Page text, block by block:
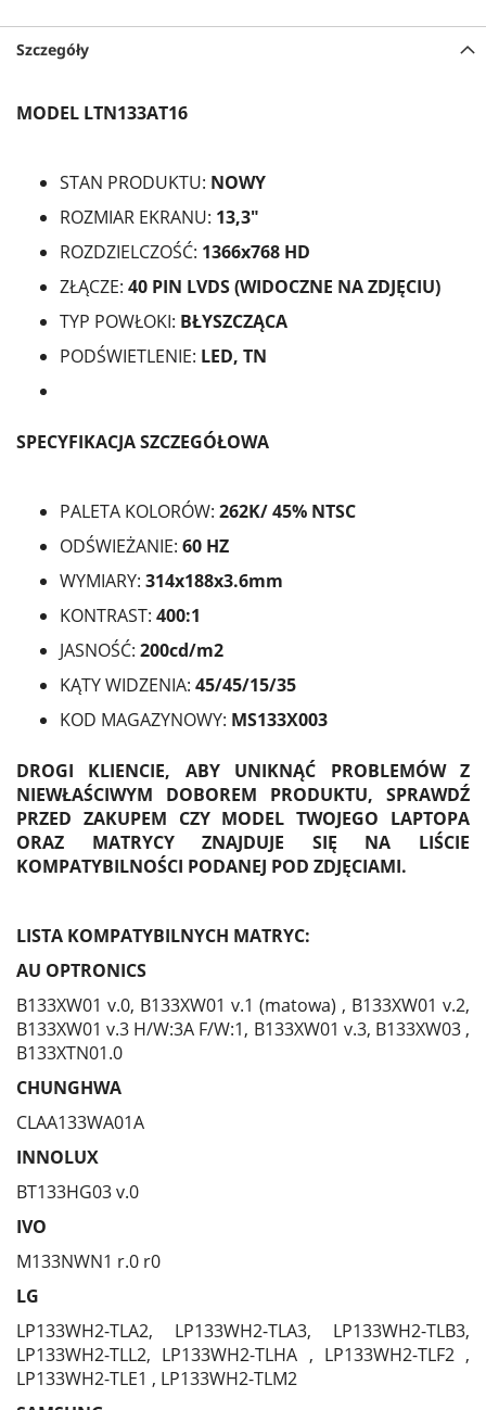
Szczegóły
MODEL LTN133AT16
STAN PRODUKTU: NOWY
ROZMIAR EKRANU: 13,3"
ROZDZIELCZOŚĆ: 1366x768 HD
ZŁĄCZE: 40 PIN LVDS (WIDOCZNE NA ZDJĘCIU)
TYP POWŁOKI: BŁYSZCZĄCA
PODŚWIETLENIE: LED, TN
SPECYFIKACJA SZCZEGÓŁOWA
PALETA KOLORÓW: 262K/45% NTSC
ODŚWIEŻANIE: 60 HZ
WYMIARY: 314x188x3.6mm
KONTRAST: 400:1
JASNOŚĆ: 200cd/m2
KĄTY WIDZENIA: 45/45/15/35
KOD MAGAZYNOWY: MS133X003
DROGI KLIENCIE, ABY UNIKNĄĆ PROBLEMÓW Z
NIEWŁAŚCIWYM DOBOREM PRODUKTU, SPRAWDŹ
PRZED ZAKUPEM CZY MODEL TWOJEGO LAPTOPA
ORAZ MATRYCY ZNAJDUJE SIĘ NA LIŚCIE
KOMPATYBILNOŚCI PODANEJ POD ZDJĘCIAMI.
LISTA KOMPATYBILNYCH MATRYC:
AU OPTRONICS
B133XW01 v.0, B133XW01 v.1 (matowa) , B133XW01 v.2,
B133XW01 v.3 H/W:3A F/W:1, B133XW01 v.3, B133XW03 ,
B133XTN01.0
CHUNGHWA
CLAA133WA01A
INNOLUX
BT133HG03 v.0
IVO
M133NWN1 r.0 r0
LG
LP133WH2-TLA2, LP133WH2-TLA3, LP133WH2-TLB3,
LP133WH2-TLL2, LP133WH2-TLHA , LP133WH2-TLF2 ,
LP133WH2-TLE1 , LP133WH2-TLM2